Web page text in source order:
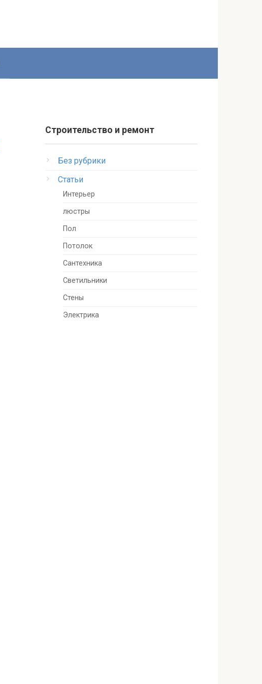
Строительство и ремонт
Без рубрики
Статьи
Интерьер
люстры
Пол
Потолок
Сантехника
Светильники
Стены
Электрика